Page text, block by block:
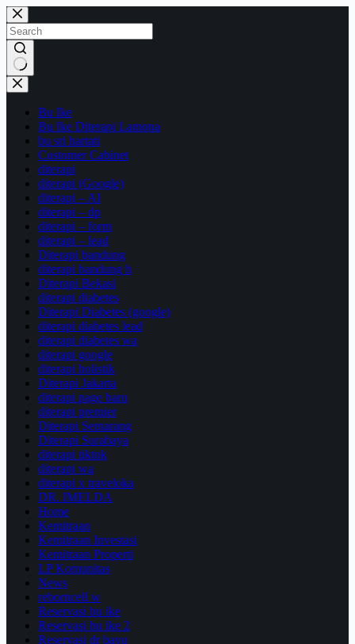
Skip
to
content
No
results
Bu Ike
Bu Ike Diterapi Lamona
bu sri hartati
Customer Cabinet
diterapi
diterapi (Google)
diterapi – AI
diterapi – dp
diterapi – form
diterapi – lead
Diterapi bandung
diterapi bandung h
Diterapi Bekasi
diterapi diabetes
Diterapi Diabetes (google)
diterapi diabetes lead
diterapi diabetes wa
diterapi google
diterapi holistik
Diterapi Jakarta
diterapi page baru
diterapi premier
Diterapi Semarang
Diterapi Surabaya
diterapi tiktok
diterapi wa
diterapi x traveloka
DR. IMELDA
Home
Kemitraan
Kemitraan Investasi
Kemitraan Properti
LP Komunitas
News
reborncell w
Reservasi bu ike
Reservasi bu ike 2
Reservasi dr bayu